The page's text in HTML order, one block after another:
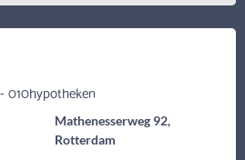
Mathenesserweg 92,
Rotterdam
010hypotheken